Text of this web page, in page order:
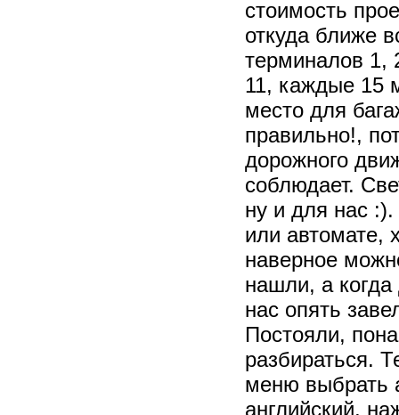
стоимость
откуда ближе
терминалов
11, каждые 15
место для
правильно!,
дорожного
соблюдает.
ну и для нас
или автомате,
наверное
нашли, а
нас опять
Постояли,
разбираться.
меню выбрать
английский,